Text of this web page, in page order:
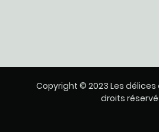
Copyright © 2023 Les délices
droits